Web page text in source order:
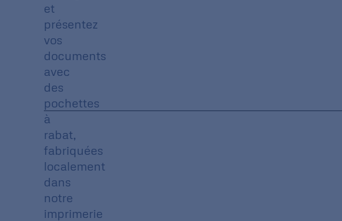
et
présentez
vos
documents
avec
des
pochettes
à
rabat,
fabriquées
localement
dans
notre
imprimerie